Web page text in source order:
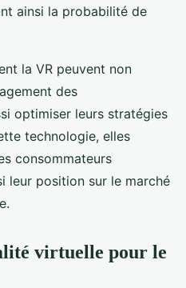
ainsi la probabilité de
la VR peuvent non
des
optimiser leurs stratégies
technologie, elles
consommateurs
leur position sur le marché
virtuelle pour le